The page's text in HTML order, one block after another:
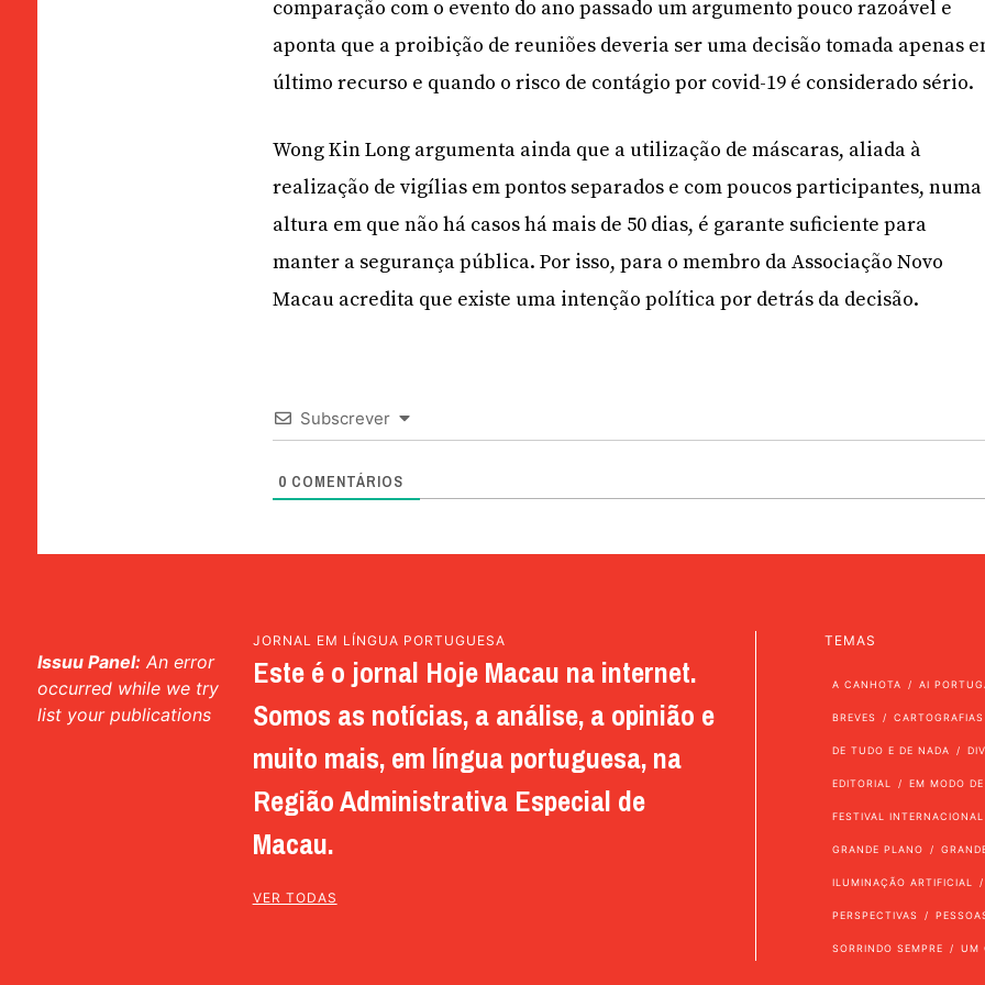
comparação com o evento do ano passado um argumento pouco razoável e
aponta que a proibição de reuniões deveria ser uma decisão tomada apenas
último recurso e quando o risco de contágio por covid-19 é considerado sério.
Wong Kin Long argumenta ainda que a utilização de máscaras, aliada à
realização de vigílias em pontos separados e com poucos participantes, numa
altura em que não há casos há mais de 50 dias, é garante suficiente para
manter a segurança pública. Por isso, para o membro da Associação Novo
Macau acredita que existe uma intenção política por detrás da decisão.
Subscrever
0 COMENTÁRIOS
Issuu Panel: An error
occurred while we try
list your publications
JORNAL EM LÍNGUA PORTUGUESA
Este é o jornal Hoje Macau na internet.
Somos as notícias, a análise, a opinião e
muito mais, em língua portuguesa, na
Região Administrativa Especial de
Macau.
VER TODAS
TEMAS
A CANHOTA AI
BREVES CARTOGRAFIAS
DE TUDO E DE NADA
EDITORIAL EM MODO
FESTIVAL
GRANDE PLANO
ILUMINAÇÃO ARTIFICIAL
PERSPECTIVAS
SORRINDO SEMPRE UM